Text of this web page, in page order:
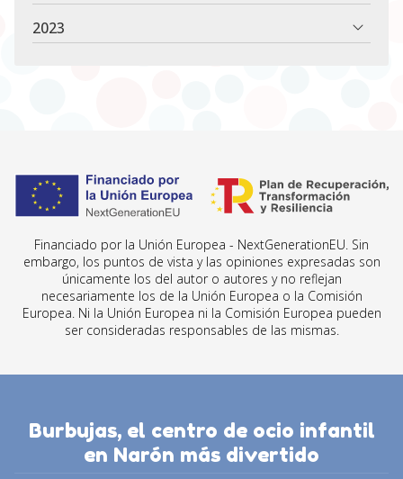
2023
Financiado por la Unión Europea - NextGenerationEU. Sin
embargo, los puntos de vista y las opiniones expresadas son
únicamente los del autor o autores y no reflejan
necesariamente los de la Unión Europea o la Comisión
Europea. Ni la Unión Europea ni la Comisión Europea pueden
ser consideradas responsables de las mismas.
Burbujas, el centro de ocio infantil
en Narón más divertido